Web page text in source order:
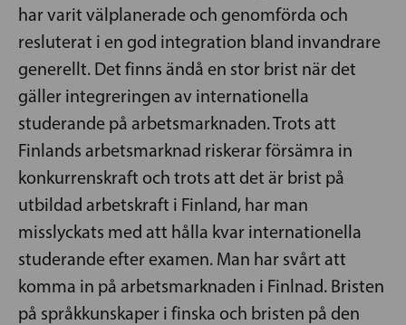
har varit välplanerade och genomförda och
resluterat i en god integration bland invandrare
generellt. Det finns ändå en stor brist när det
gäller integreringen av internationella
studerande på arbetsmarknaden. Trots att
Finlands arbetsmarknad riskerar försämra in
konkurrenskraft och trots att det är brist på
utbildad arbetskraft i Finland, har man
misslyckats med att hålla kvar internationella
studerande efter examen. Man har svårt att
komma in på arbetsmarknaden i Finlnad. Bristen
på språkkunskaper i finska och bristen på den